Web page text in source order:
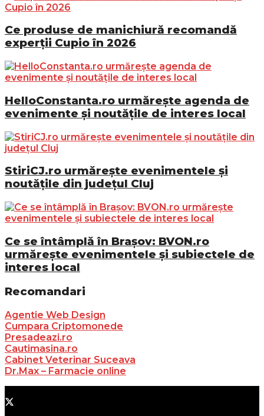
Ce produse de manichiură recomandă
experții Cupio în 2026
HelloConstanta.ro urmărește agenda de
evenimente și noutățile de interes local
StiriCJ.ro urmărește evenimentele și
noutățile din județul Cluj
Ce se întâmplă în Brașov: BVON.ro
urmărește evenimentele și subiectele de
interes local
Recomandari
Agentie Web Design
Cumpara Criptomonede
Presadeazi.ro
Cautimasina.ro
Cabinet Veterinar Suceava
Dr.Max – Farmacie online